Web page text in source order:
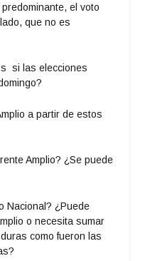
el voto
que no es
si las elecciones
a partir de estos
Amplio? ¿Se puede
Nacional? ¿Puede
o necesita sumar
como fueron las